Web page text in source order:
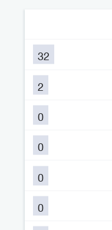
32
2
0
0
0
0